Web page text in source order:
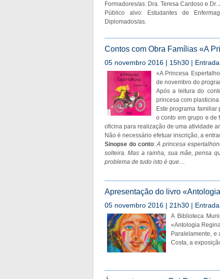
Formadores/as: Dra. Teresa Cardoso e Dr.
Público alvo: Estudantes de
Diplomados/as.
Contos com Obra Famílias «A
05 novembro 2016 | 15h30 |
«A Princesa
de novembro do
Após a leitura do
princesa com
Este programa
o conto em grupo e de
oficina para realização de uma atividade
Não é necessário efetuar inscrição, a
Sinopse do conto:A princesa
solteira. Mas a rainha, sua mãe, pensa
problema de tudo isto é que…
Apresentação do livro
05 novembro 2016 | 21h30 |
A Biblioteca
«Antologia
Paralelamente, e
Costa, a